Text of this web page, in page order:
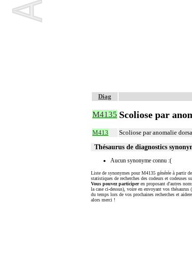
Diag
M4135 Scoliose par
M413 Scoliose par anomalie
Thésaurus de diagnostics
Aucun synonyme connu :(
Liste de synonymes pour M4135 générée à partir
statistiques de recherches des codeurs et codeuses
Vous pouvez participeren proposant d'autres
la case ci-dessus), voire en envoyant vos thésaurus (
du temps lors de vos prochaines recherches et
alors merci !